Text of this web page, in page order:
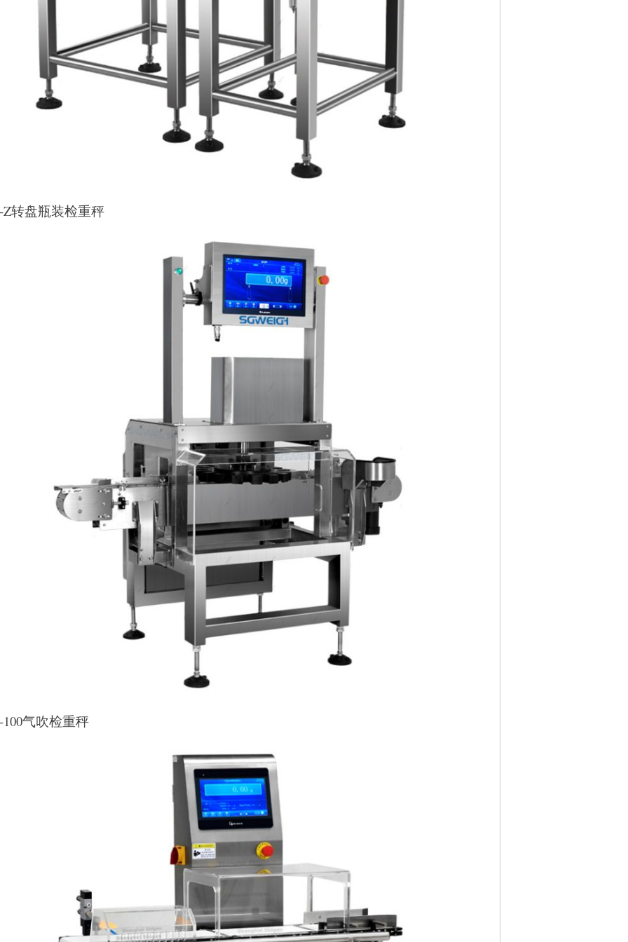
Z转盘瓶装检重秤
100气吹检重秤